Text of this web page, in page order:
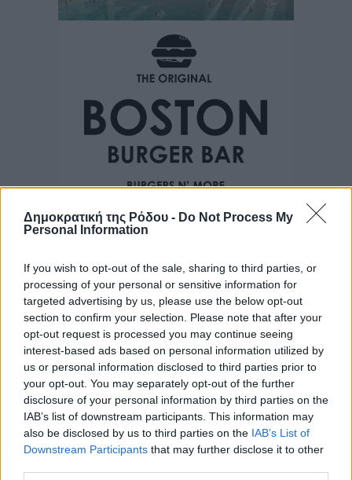
Δημοκρατική της Ρόδου - Do Not Process My
Personal Information
If you wish to opt-out of the sale, sharing to third parties, or
processing of your personal or sensitive information for
targeted advertising by us, please use the below opt-out
section to confirm your selection. Please note that after your
opt-out request is processed you may continue seeing
interest-based ads based on personal information utilized by
us or personal information disclosed to third parties prior to
your opt-out. You may separately opt-out of the further
disclosure of your personal information by third parties on the
IAB’s list of downstream participants. This information may
also be disclosed by us to third parties on the IAB’s List of
Downstream Participants that may further disclose it to other
Ροή ειδήσεων
Κάρπαθος: Παλιά πυρομαχικά εντοπίστηκαν στο